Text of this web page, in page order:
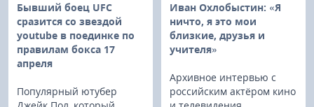
Бывший боец UFC
сразится со звездой
youtube в поединке по
правилам бокса 17
апреля
Популярный ютубер
Иван Охлобыстин: «Я
ничто, я это мои
близкие, друзья и
учителя»
Архивное интервью с
российским актёром кино